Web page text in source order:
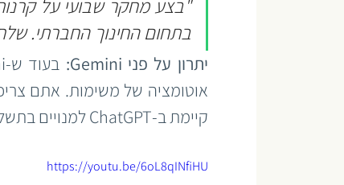
בתחום החינוך החברתי. שלח
יתרון על פני Gemini:
קיימת ב-ChatGPT למנויים בתשלום בלבד.
https://youtu.be/6oL8qINfiHU